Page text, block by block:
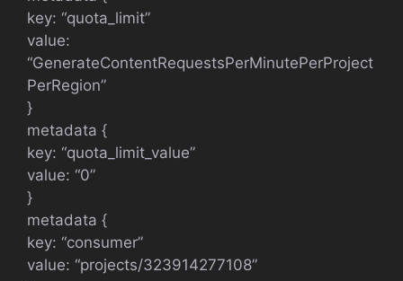
key: “quota_limit”
value:
“GenerateContentRequestsPerMinutePerProject
PerRegion”
}
metadata {
key: “quota_limit_value”
value: “0”
}
metadata {
key: “consumer”
value: “projects/323914277108”